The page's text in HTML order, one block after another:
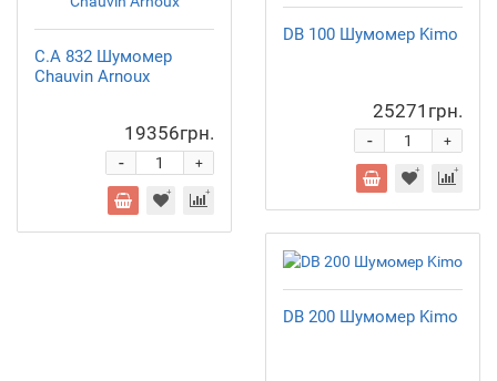
C.A 832 Шумомер
Chauvin Arnoux
19356грн.
+
-
DB 100 Шумомер Kimo
25271грн.
+
-
DB 200 Шумомер Kimo